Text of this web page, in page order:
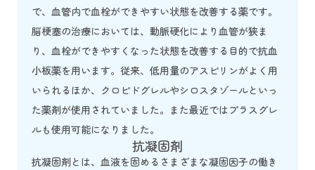
で、血管内で血栓ができやすい状態を改善する薬です。
脳梗塞の治療においては、動脈硬化により血管が狭ま
り、血栓ができやすくなった状態を改善する目的で抗血
小板薬を用います。従来、低用量のアスピリンがよく用
いられるほか、クロピドグレルやシロスタゾールといっ
た薬剤が使用されていました。また最近ではプラスグレ
ルも使用可能になりました。
抗凝固剤
抗凝固剤とは、血液を固めるさまざまな凝固因子の働き